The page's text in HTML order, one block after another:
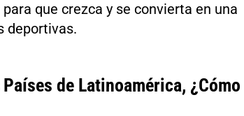
que crezca y se convierta en una
deportivas.
de Latinoamérica, ¿Cómo